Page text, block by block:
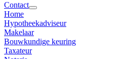
Contact
Home
Hypotheekadviseur
Makelaar
Bouwkundige keuring
Taxateur